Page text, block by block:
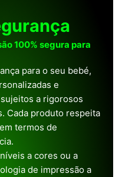
100% segura para
para o seu bebé,
e
a rigorosos
Cada produto respeita
termos de
a cores ou a
de impressão a